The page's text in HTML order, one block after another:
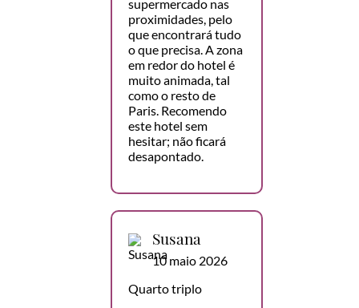
supermercado nas
proximidades, pelo
que encontrará tudo
o que precisa. A zona
em redor do hotel é
muito animada, tal
como o resto de
Paris. Recomendo
este hotel sem
hesitar; não ficará
desapontado.
Susana
10 maio 2026
Quarto triplo